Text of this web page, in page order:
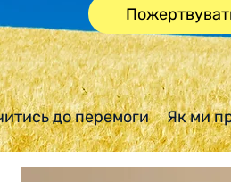
до перемоги Як ми